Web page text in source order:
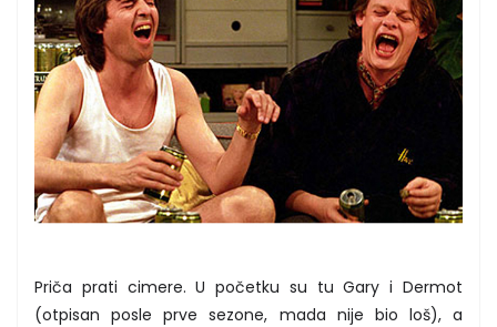
Priča prati cimere. U početku su tu Gary i Dermot
(otpisan posle prve sezone, mada nije bio loš), a